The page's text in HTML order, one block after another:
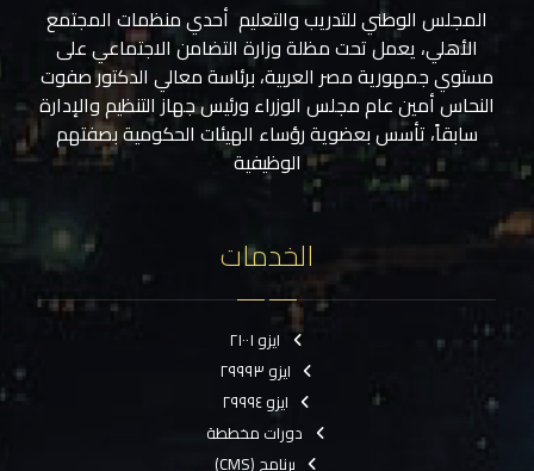
المجلس الوطني للتدريب والتعليم أحدي منظمات المجتمع
الأهلي، يعمل تحت مظلة وزارة التضامن الاجتماعي على
مستوي جمهورية مصر العربية، برئاسة معالي الدكتور صفوت
النحاس أمين عام مجلس الوزراء ورئيس جهاز التنظيم والإدارة
سابقاً، تأسس بعضوية رؤساء الهيئات الحكومية بصفتهم
الوظيفية
الخدمات
ايزو ٢١٠٠١
ايزو ٢٩٩٩٣
ايزو ٢٩٩٩٤
دورات مخططة
برنامج (CMS)